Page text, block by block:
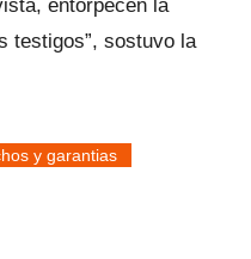
entorpecen la
testigos”, sostuvo la
y garantias